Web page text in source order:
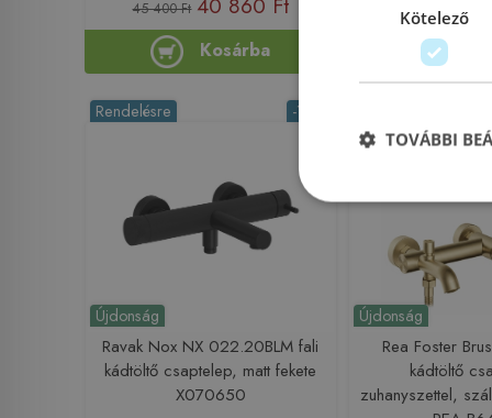
45 400 Ft
Kosárba
Újdonság
-10%
Rendelésre
Ravak Nox NX 022.20BLM fali
kádtöltő csaptelep, matt fekete
X070650
Újdonság
Rea Foster
kádtöltő
zuhanyszettel,
Kötelező
TOVÁBBI